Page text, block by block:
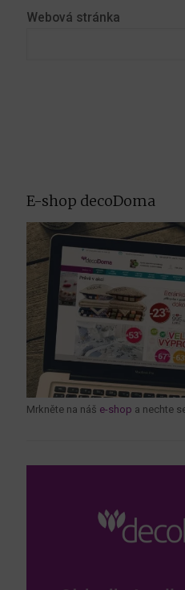
Webová stránka
E-shop decoDoma
Mrkněte na náš e-shop a nechte